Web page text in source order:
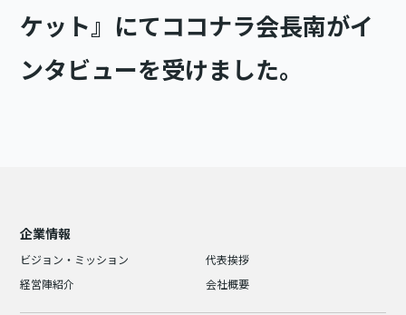
ケット』にてココナラ会長南がイ
ンタビューを受けました。
企業情報
ビジョン・ミッション
代表挨拶
経営陣紹介
会社概要